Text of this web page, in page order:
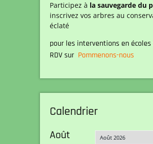
Participez à la sauvegarde du
inscrivez vos arbres au
éclaté
pour les interventions en écoles
RDV sur Pommenons-nous
Calendrier
Août